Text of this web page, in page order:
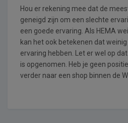
Hou er rekening mee dat de
geneigd zijn om een slechte
een goede ervaring. Als HEMA
kan het ook betekenen dat
ervaring hebben. Let er wel op
is opgenomen. Heb je geen
verder naar een shop binnen de